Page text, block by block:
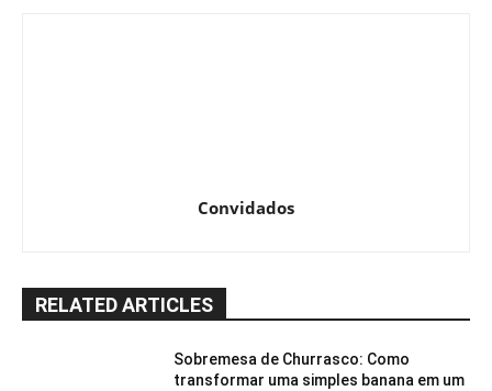
Convidados
RELATED ARTICLES
Sobremesa de Churrasco: Como
transformar uma simples banana em um